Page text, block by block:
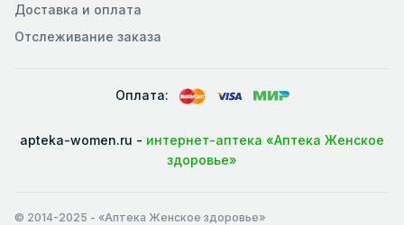
Доставка и оплата
Отслеживание заказа
Оплата:
apteka-women.ru - интернет-аптека «Аптека Женское
здоровье»
© 2014-2025 - «Аптека Женское здоровье»